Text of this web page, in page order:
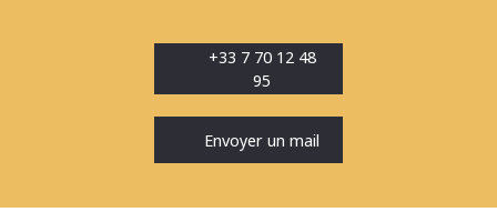
+33 7 70 12 48
95
Envoyer un mail